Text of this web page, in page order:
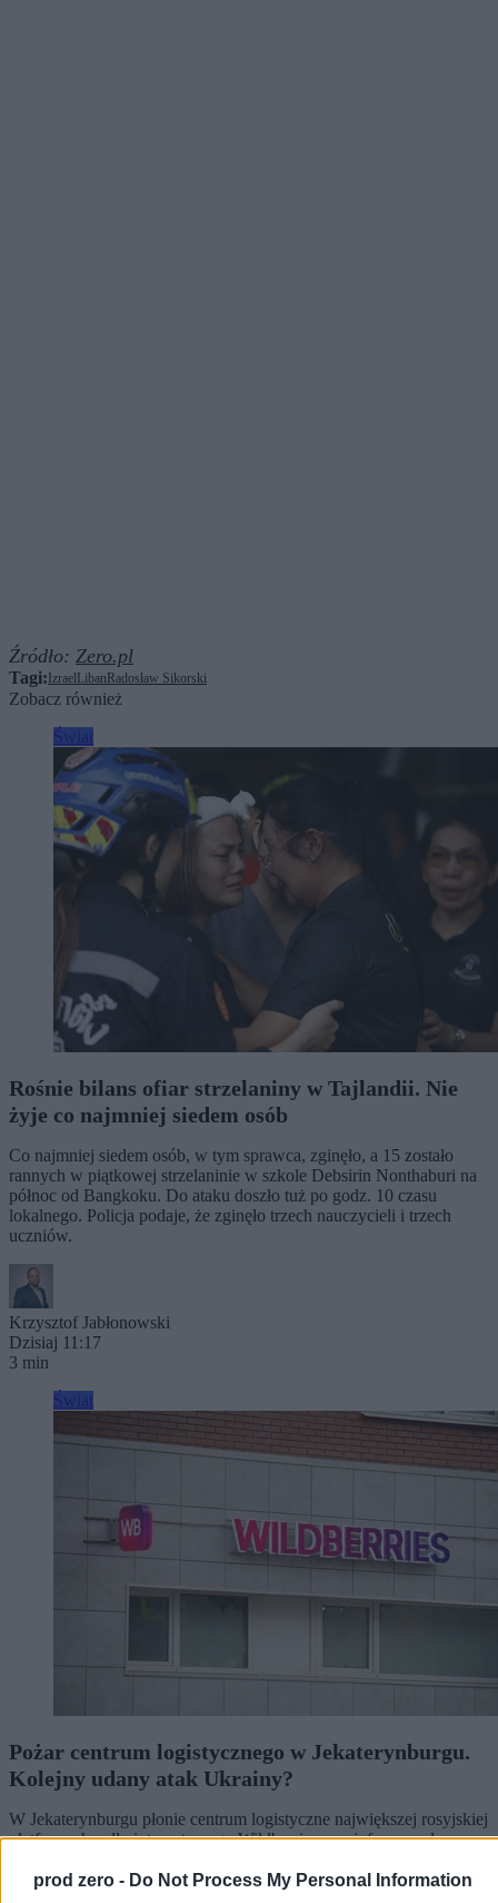
prod zero - Do Not Process My Personal Information
Źródło: Zero.pl
Tagi: Izrael Liban Radosław Sikorski
Zobacz również
Rośnie bilans ofiar strzelaniny w Tajlandii. Nie
żyje co najmniej siedem osób
Co najmniej siedem osób, w tym sprawca, zginęło, a 15 zostało
rannych w piątkowej strzelaninie w szkole Debsirin Nonthaburi na
północ od Bangkoku. Do ataku doszło tuż po godz. 10 czasu
lokalnego. Policja podaje, że zginęło trzech nauczycieli i trzech
uczniów.
Krzysztof Jabłonowski
Dzisiaj 11:17
3 min
Pożar centrum logistycznego w Jekaterynburgu.
Kolejny udany atak Ukrainy?
W Jekaterynburgu płonie centrum logistyczne największej rosyjskiej
platformy handlu internetowego Wildberries – poinformowała w
ataku, ale nie podano żadnych szczegółów. W ostatnich tygodniach